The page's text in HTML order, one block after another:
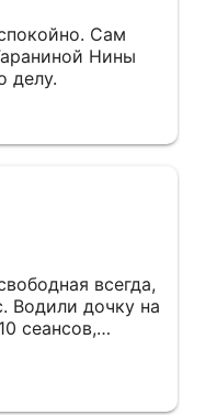
Парковка тоже
Сам
Нины
делу.
всегда,
Водили дочку на
сеансов,
школы